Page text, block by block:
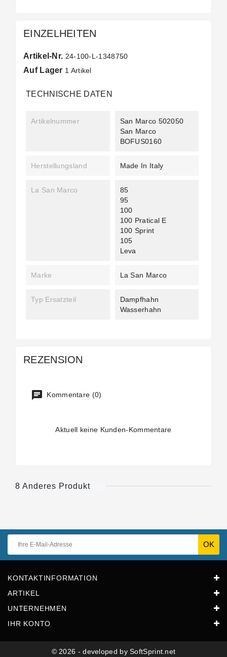
EINZELHEITEN
Artikel-Nr. 24-100-L-1348750
Auf Lager 1 Artikel
TECHNISCHE DATEN
Artikelnummer
San Marco 502050
San Marco
BOFUS0160
Herstellungsland Made In Italy
La San Marco
85
95
100
100 Pratical E
100 Sprint
105
Leva
Marke La San Marco
Typ Ersatzteil
Dampfhahn
Wasserhahn
REZENSION
Kommentare (0)
Aktuell keine Kunden-Kommentare
8 Anderes Produkt
KONTAKTINFORMATION
ARTIKEL
UNTERNEHMEN
IHR KONTO
© 2026 - developed by SoftSprint.net